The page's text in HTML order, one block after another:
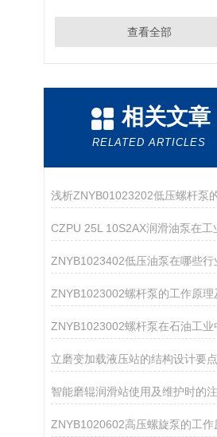
查看全部
相关文章
RELATED ARTICLES